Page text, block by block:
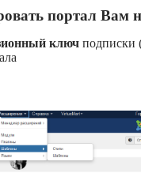
портал Вам
ключ подписки